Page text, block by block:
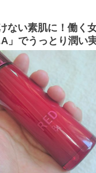
ない素肌に！働く
」でうっとり潤い